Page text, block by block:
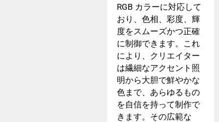
RGB カラーに対応して
おり、色相、彩度、輝
度をスムーズかつ正確
に制御できます。これ
により、クリエイター
は繊細なアクセント照
明から大胆で鮮やかな
色まで、あらゆるもの
を自信を持って制作で
きます。その広範な